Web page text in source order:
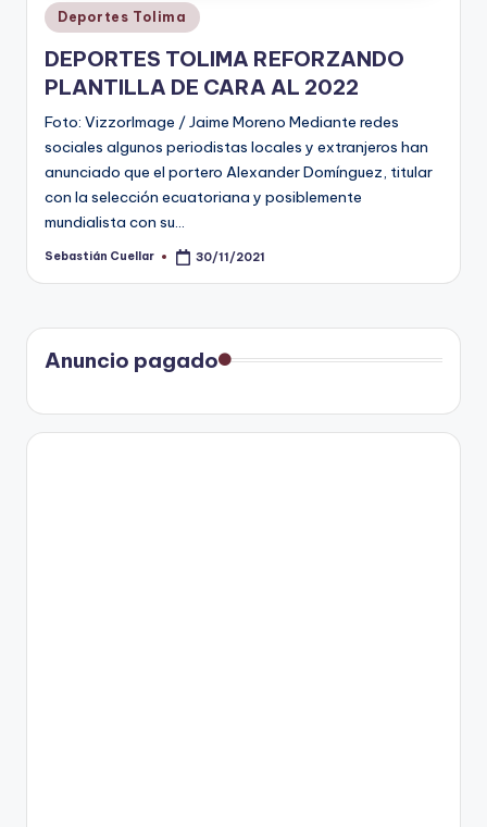
Publicado
en
Deportes Tolima
DEPORTES TOLIMA REFORZANDO
PLANTILLA DE CARA AL 2022
Foto: VizzorImage / Jaime Moreno Mediante redes
sociales algunos periodistas locales y extranjeros han
anunciado que el portero Alexander Domínguez, titular
con la selección ecuatoriana y posiblemente
mundialista con su…
Publicado
Sebastián Cuellar 30/11/2021
Anuncio pagado